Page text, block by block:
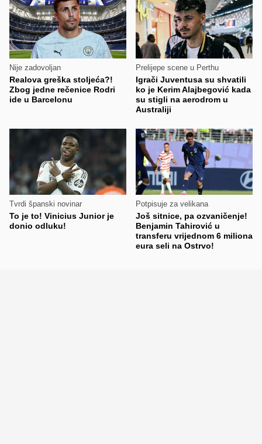
Nije zadovoljan
Realova greška stoljeća?!
Zbog jedne rečenice Rodri
ide u Barcelonu
Prelijepe scene u Perthu
Igrači Juventusa su shvatili
ko je Kerim Alajbegović kada
su stigli na aerodrom u
Australiji
Tvrdi španski novinar
To je to! Vinicius Junior je
donio odluku!
Potpisuje za velikana
Još sitnice, pa ozvaničenje!
Benjamin Tahirović u
transferu vrijednom 6 miliona
eura seli na Ostrvo!